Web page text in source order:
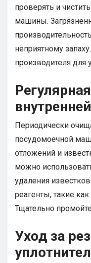
проверять и
машины.
неприятному
производителя для
Периодически
посудомоечной
отложений и
можно
удаления
реагенты, такие
Тщательно
Уход за